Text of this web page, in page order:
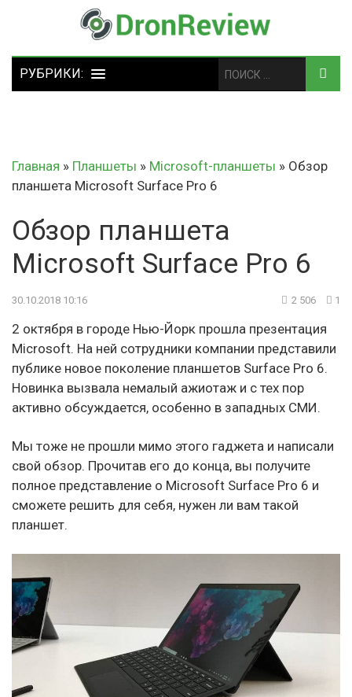
Главная » Планшеты » Microsoft-планшеты » Обзор
планшета Microsoft Surface Pro 6
Обзор планшета
Microsoft Surface Pro 6
30.10.2018 10:16 2 506 1
2 октября в городе Нью-Йорк прошла презентация
Microsoft. На ней сотрудники компании представили
публике новое поколение планшетов Surface Pro 6.
Новинка вызвала немалый ажиотаж и с тех пор
активно обсуждается, особенно в западных СМИ.
Мы тоже не прошли мимо этого гаджета и написали
свой обзор. Прочитав его до конца, вы получите
полное представление о Microsoft Surface Pro 6 и
сможете решить для себя, нужен ли вам такой
планшет.